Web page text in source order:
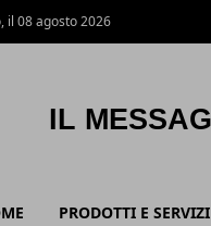
il 08 agosto 2026
PRODOTTI E SERVIZI